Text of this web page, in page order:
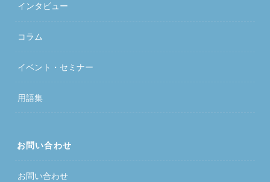
インタビュー
コラム
イベント・セミナー
用語集
お問い合わせ
お問い合わせ